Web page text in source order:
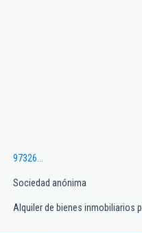
97326...
Sociedad anónima
Alquiler de bienes inmobiliarios